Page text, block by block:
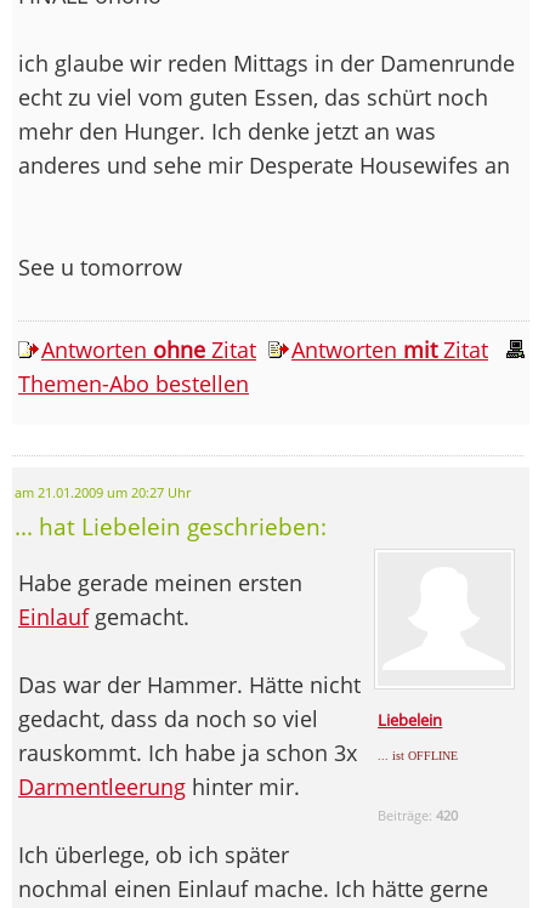
ich glaube wir reden Mittags in der Damenrunde
echt zu viel vom guten Essen, das schürt noch
mehr den Hunger. Ich denke jetzt an was
anderes und sehe mir Desperate Housewifes an
See u tomorrow
Antworten ohne Zitat Antworten mitZitat
Themen-Abo bestellen
am 21.01.2009 um 20:27 Uhr
... hat Liebelein geschrieben:
Liebelein
... ist OFFLINE
Beiträge:420
Habe gerade meinen ersten
Einlaufgemacht.
Das war der Hammer. Hätte nicht
gedacht, dass da noch so viel
rauskommt. Ich habe ja schon 3x
Darmentleerung hinter mir.
Ich überlege, ob ich später
nochmal einen Einlauf mache. Ich hätte gerne